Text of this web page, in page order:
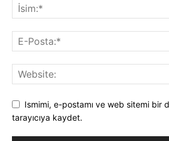
Ismimi, e-postamı ve web sitemi bir
tarayıcıya kaydet.